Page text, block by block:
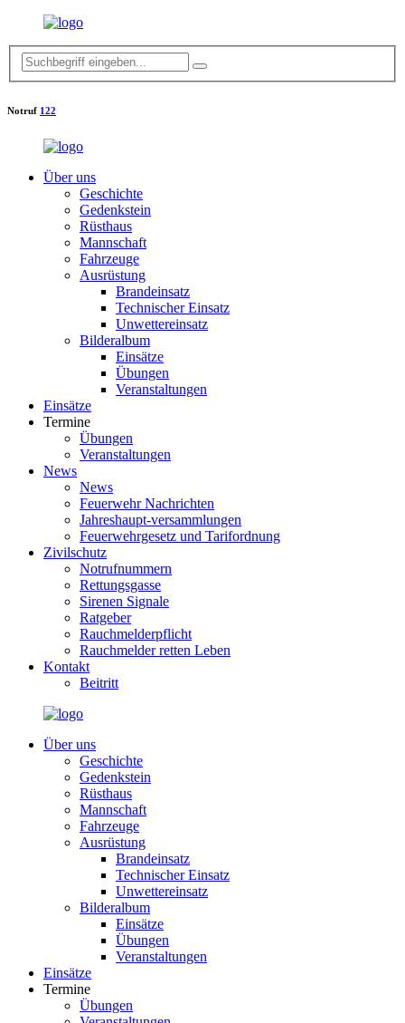
Notruf 122
Über uns
Geschichte
Gedenkstein
Rüsthaus
Mannschaft
Fahrzeuge
Ausrüstung
Brandeinsatz
Technischer Einsatz
Unwettereinsatz
Bilderalbum
Einsätze
Übungen
Veranstaltungen
Einsätze
Termine
Übungen
Veranstaltungen
News
News
Feuerwehr Nachrichten
Jahreshaupt-versammlungen
Feuerwehrgesetz und Tarifordnung
Zivilschutz
Notrufnummern
Rettungsgasse
Sirenen Signale
Ratgeber
Rauchmelderpflicht
Rauchmelder retten Leben
Kontakt
Beitritt
Über uns
Geschichte
Gedenkstein
Rüsthaus
Mannschaft
Fahrzeuge
Ausrüstung
Brandeinsatz
Technischer Einsatz
Unwettereinsatz
Bilderalbum
Einsätze
Übungen
Veranstaltungen
Einsätze
Termine
Übungen